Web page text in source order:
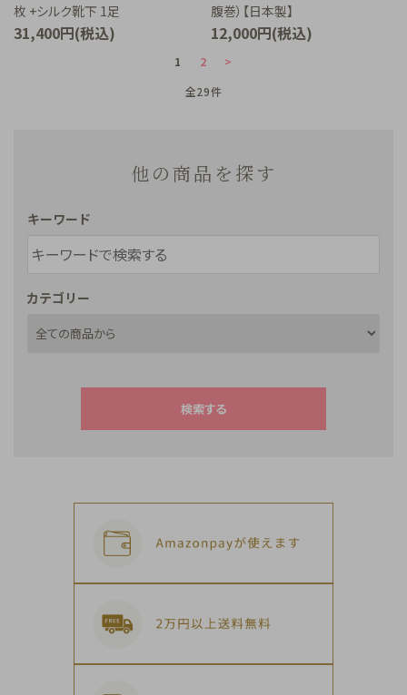
枚 +シルク靴下 1足
31,400円(税込)
腹巻）【日本製】
12,000円(税込)
1 2
>
全29件
他の商品を探す
キーワード
カテゴリー
検索する
キーワード
カテゴリー